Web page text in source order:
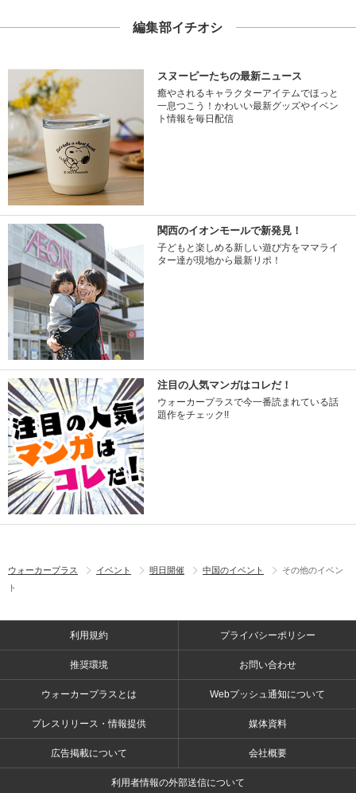
編集部イチオシ
スヌーピーたちの最新ニュース
癒やされるキャラクターアイテムでほっと
一息つこう！かわいい最新グッズやイベン
ト情報を毎日配信
関西のイオンモールで新発見！
子どもと楽しめる新しい遊び方をママライ
ター達が現地から最新リポ！
注目の人気マンガはコレだ！
ウォーカープラスで今一番読まれている話
題作をチェック!!
ウォーカープラス イベント 明日開催 中国のイベント
その他のイベン
ト
利用規約 プライバシーポリシー
推奨環境 お問い合わせ
ウォーカープラスとは Webプッシュ通知について
プレスリリース・情報提供 媒体資料
広告掲載について 会社概要
利用者情報の外部送信について